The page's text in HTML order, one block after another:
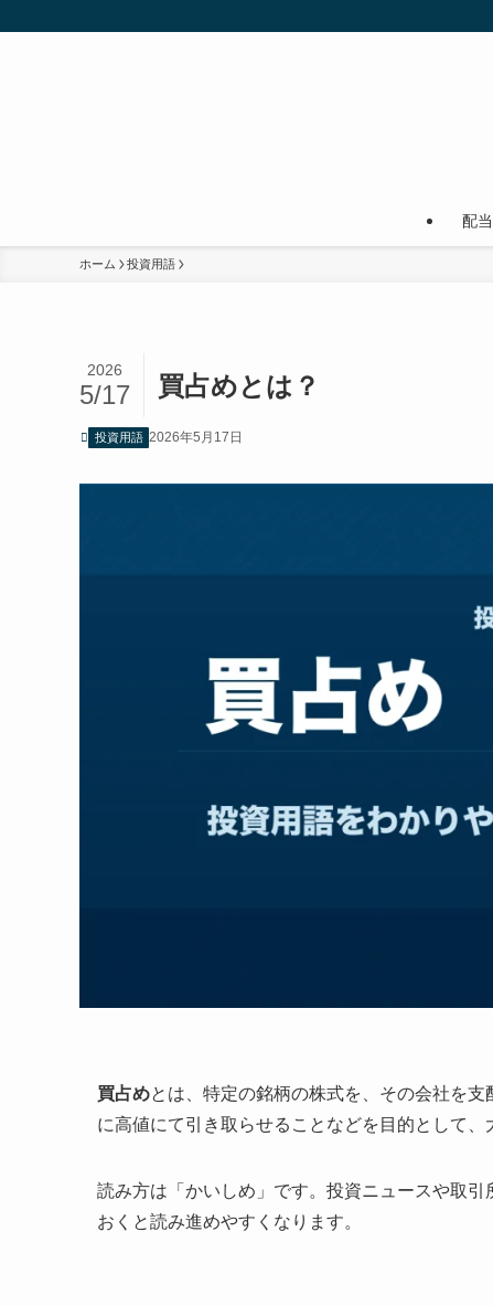
配
ホーム 投資用語
買占めとは？
2026
5/17
投資用語 2026年5月17日
買占めとは、特定の銘柄の株式を、その会社を
に高値にて引き取らせることなどを目的として、
読み方は「かいしめ」です。投資ニュースや取
おくと読み進めやすくなります。